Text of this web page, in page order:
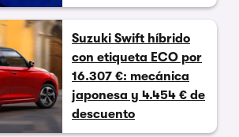
Suzuki Swift híbrido
con etiqueta ECO por
16.307 €: mecánica
japonesa y 4.454 € de
descuento